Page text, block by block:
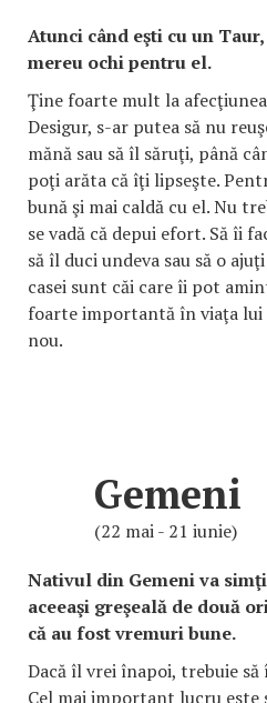
Atunci când eşti cu un
mereu ochi pentru el.
Ţine foarte mult la
Desigur, s-ar putea să nu
mănă sau să îl săruţi, până
poţi arăta că îţi lipseşte.
bună şi mai caldă cu el. Nu
se vadă că depui efort. Să îi
să îl duci undeva sau să o
casei sunt căi care îi pot
foarte importantă în viaţa
nou.
Gemeni
(22 mai - 21 iunie)
Nativul din Gemeni va
aceeaşi greşeală de două
că au fost vremuri bune.
Dacă îl vrei înapoi, trebuie să
Cel mai important lucru este